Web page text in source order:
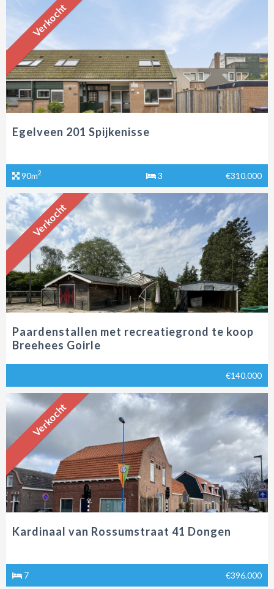
Verkocht
Egelveen 201 Spijkenisse
90m2 3 €310.000
Verkocht
Paardenstallen met recreatiegrond te koop
Breehees Goirle
€140.000
Verkocht
Kardinaal van Rossumstraat 41 Dongen
7 €396.000